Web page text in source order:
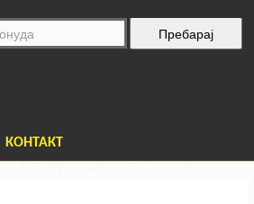
КОНТАКТ